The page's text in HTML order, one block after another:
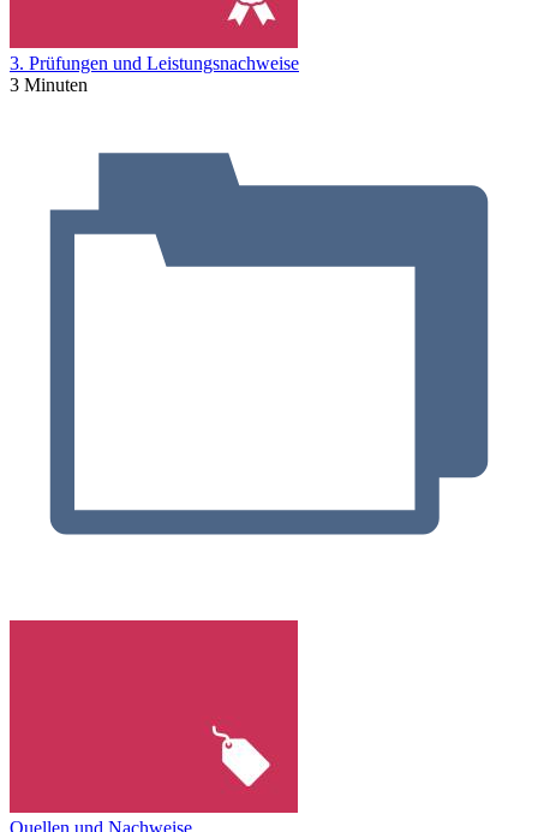
3. Prüfungen und Leistungsnachweise
3 Minuten
Quellen und Nachweise